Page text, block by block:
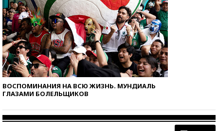
ВОСПОМИНАНИЯ НА ВСЮ ЖИЗНЬ. МУНДИАЛЬ
ГЛАЗАМИ БОЛЕЛЬЩИКОВ